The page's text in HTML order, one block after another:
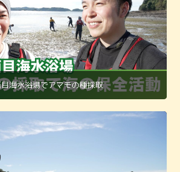
目海水浴場でアマモの種採取